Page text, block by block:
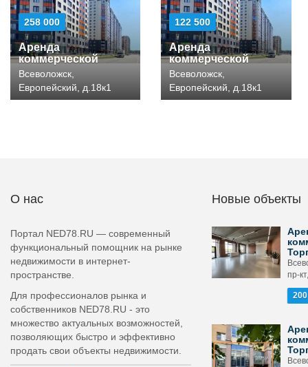
258 000
Аренда
коммерческой
Всеволожск,
Европейский, д.18к1
122 500
Аренда
коммерческой
Всеволожск,
Европейский, д.18к1
О нас
Портал NED78.RU — современный
функциональный помощник на рынке
недвижимости в интернет-
пространстве.
Для профессионалов рынка и
собственников NED78.RU - это
множество актуальных возможностей,
позволяющих быстро и эффективно
продать свои объекты недвижимости.
Новые объекты
пр-